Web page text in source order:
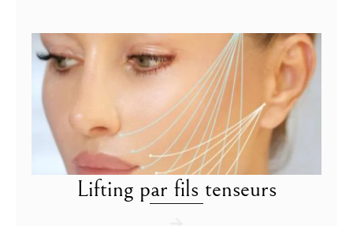
Lifting par fils tenseurs